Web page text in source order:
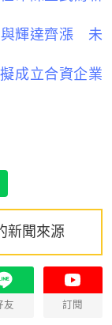
與輝達齊漲 未
成立合資企業
新聞來源
友 訂閱